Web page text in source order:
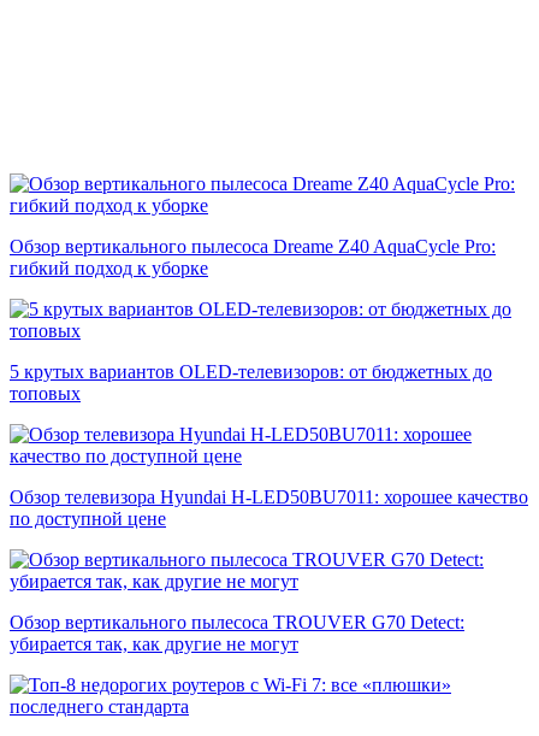
Обзор вертикального пылесоса Dreame Z40 AquaCycle Pro:
гибкий подход к уборке
5 крутых вариантов OLED-телевизоров: от бюджетных до
топовых
Обзор телевизора Hyundai H-LED50BU7011: хорошее качество
по доступной цене
Обзор вертикального пылесоса TROUVER G70 Detect:
убирается так, как другие не могут